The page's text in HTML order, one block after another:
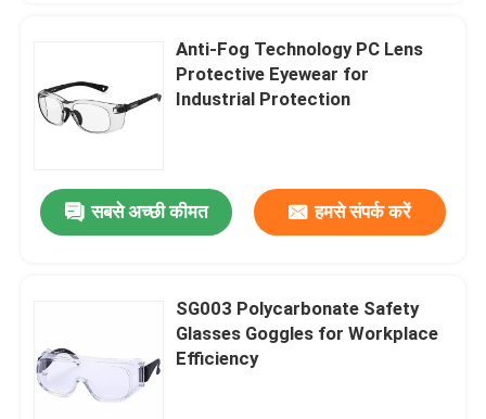
हमारे बारे में
कारखाना भ्रमण
मामलों
Anti-Fog Technology PC Lens
Protective Eyewear for
Industrial Protection
सबसे अच्छी कीमत हमसे संपर्क करें
SG003 Polycarbonate Safety
Glasses Goggles for Workplace
Efficiency